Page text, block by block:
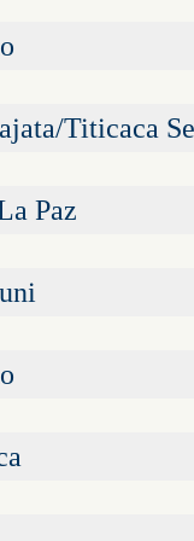
Titicaca
Paz